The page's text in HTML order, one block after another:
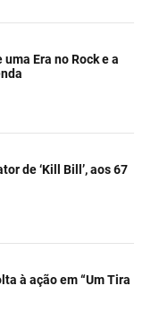
Era no Rock e a
de ‘Kill Bill’, aos 67
à ação em “Um Tira